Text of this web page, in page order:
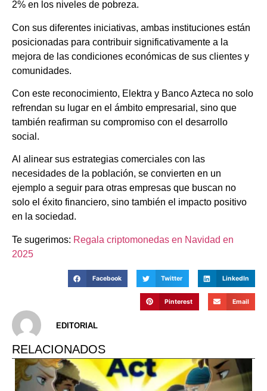
2% en los niveles de pobreza.
Con sus diferentes iniciativas, ambas instituciones están
posicionadas para contribuir significativamente a la
mejora de las condiciones económicas de sus clientes y
comunidades.
Con este reconocimiento, Elektra y Banco Azteca no solo
refrendan su lugar en el ámbito empresarial, sino que
también reafirman su compromiso con el desarrollo
social.
Al alinear sus estrategias comerciales con las
necesidades de la población, se convierten en un
ejemplo a seguir para otras empresas que buscan no
solo el éxito financiero, sino también el impacto positivo
en la sociedad.
Te sugerimos: Regala criptomonedas en Navidad en
2025
Facebook Twitter LinkedIn
Pinterest Email
EDITORIAL
RELACIONADOS